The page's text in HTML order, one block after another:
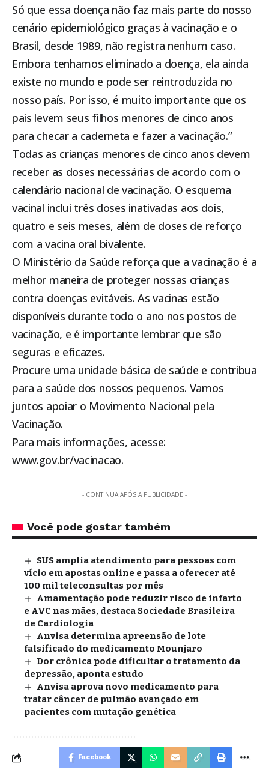
Só que essa doença não faz mais parte do nosso
cenário epidemiológico graças à vacinação e o
Brasil, desde 1989, não registra nenhum caso.
Embora tenhamos eliminado a doença, ela ainda
existe no mundo e pode ser reintroduzida no
nosso país. Por isso, é muito importante que os
pais levem seus filhos menores de cinco anos
para checar a caderneta e fazer a vacinação.”
Todas as crianças menores de cinco anos devem
receber as doses necessárias de acordo com o
calendário nacional de vacinação. O esquema
vacinal inclui três doses inativadas aos dois,
quatro e seis meses, além de doses de reforço
com a vacina oral bivalente.
O Ministério da Saúde reforça que a vacinação é a
melhor maneira de proteger nossas crianças
contra doenças evitáveis. As vacinas estão
disponíveis durante todo o ano nos postos de
vacinação, e é importante lembrar que são
seguras e eficazes.
Procure uma unidade básica de saúde e contribua
para a saúde dos nossos pequenos. Vamos
juntos apoiar o Movimento Nacional pela
Vacinação.
Para mais informações, acesse:
www.gov.br/vacinacao.
- CONTINUA APÓS A PUBLICIDADE -
Você pode gostar também
SUS amplia atendimento para pessoas com
vício em apostas online e passa a oferecer até
100 mil teleconsultas por mês
Amamentação pode reduzir risco de infarto
e AVC nas mães, destaca Sociedade Brasileira
de Cardiologia
Anvisa determina apreensão de lote
falsificado do medicamento Mounjaro
Dor crônica pode dificultar o tratamento da
depressão, aponta estudo
Anvisa aprova novo medicamento para
tratar câncer de pulmão avançado em
pacientes com mutação genética
Facebook